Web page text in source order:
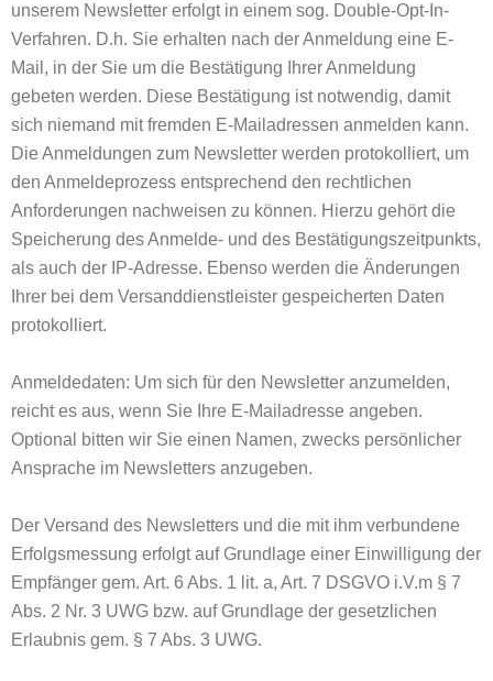
unserem Newsletter erfolgt in einem sog. Double-Opt-In-
Verfahren. D.h. Sie erhalten nach der Anmeldung eine E-
Mail, in der Sie um die Bestätigung Ihrer Anmeldung
gebeten werden. Diese Bestätigung ist notwendig, damit
sich niemand mit fremden E-Mailadressen anmelden kann.
Die Anmeldungen zum Newsletter werden protokolliert, um
den Anmeldeprozess entsprechend den rechtlichen
Anforderungen nachweisen zu können. Hierzu gehört die
Speicherung des Anmelde- und des Bestätigungszeitpunkts,
als auch der IP-Adresse. Ebenso werden die Änderungen
Ihrer bei dem Versanddienstleister gespeicherten Daten
protokolliert.
Anmeldedaten: Um sich für den Newsletter anzumelden,
reicht es aus, wenn Sie Ihre E-Mailadresse angeben.
Optional bitten wir Sie einen Namen, zwecks persönlicher
Ansprache im Newsletters anzugeben.
Der Versand des Newsletters und die mit ihm verbundene
Erfolgsmessung erfolgt auf Grundlage einer Einwilligung der
Empfänger gem. Art. 6 Abs. 1 lit. a, Art. 7 DSGVO i.V.m § 7
Abs. 2 Nr. 3 UWG bzw. auf Grundlage der gesetzlichen
Erlaubnis gem. § 7 Abs. 3 UWG.